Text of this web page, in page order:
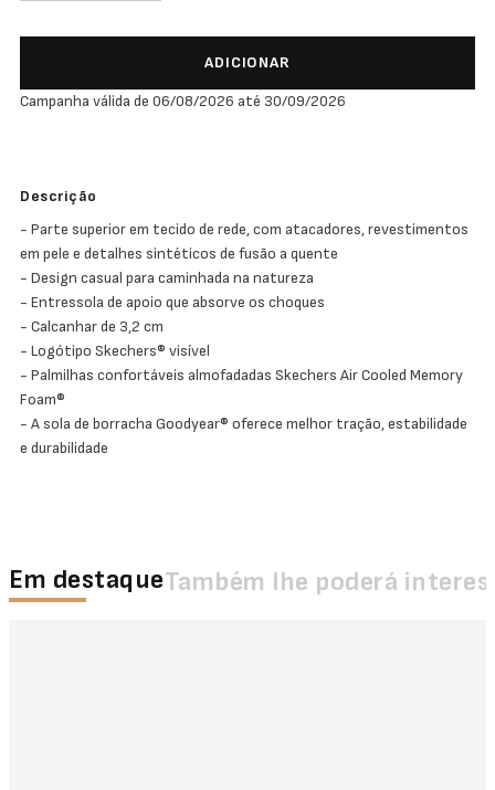
ADICIONAR
Campanha válida de 06/08/2026 até 30/09/2026
Descrição
- Parte superior em tecido de rede, com atacadores, revestimentos
em pele e detalhes sintéticos de fusão a quente
- Design casual para caminhada na natureza
- Entressola de apoio que absorve os choques
- Calcanhar de 3,2 cm
- Logótipo Skechers® visível
- Palmilhas confortáveis almofadadas Skechers Air Cooled Memory
Foam®
- A sola de borracha Goodyear® oferece melhor tração, estabilidade
e durabilidade
Em destaqueTambém lhe poderá